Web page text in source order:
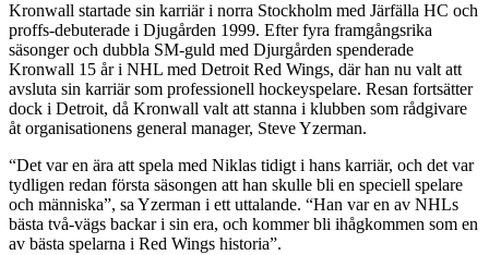
Kronwall startade sin karriär i norra Stockholm med Järfälla HC och
proffs-debuterade i Djugården 1999. Efter fyra framgångsrika
säsonger och dubbla SM-guld med Djurgården spenderade
Kronwall 15 år i NHL med Detroit Red Wings, där han nu valt att
avsluta sin karriär som professionell hockeyspelare. Resan fortsätter
dock i Detroit, då Kronwall valt att stanna i klubben som rådgivare
åt organisationens general manager, Steve Yzerman.
“Det var en ära att spela med Niklas tidigt i hans karriär, och det var
tydligen redan första säsongen att han skulle bli en speciell spelare
och människa”, sa Yzerman i ett uttalande. “Han var en av NHLs
bästa två-vägs backar i sin era, och kommer bli ihågkommen som en
av bästa spelarna i Red Wings historia”.